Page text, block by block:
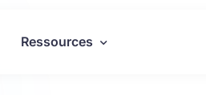
Ressources